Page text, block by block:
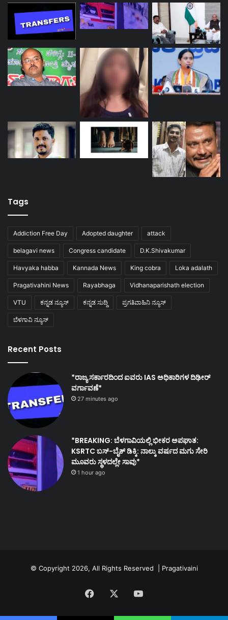
Tags
Addiction Free Day Adopted daughter attack
belagavi news Congress candidate D.K.Shivakumar
Havyaka habba Kannada News King cobra Loka adalath
Pragativahini News Rayabhaga Vidhanaparishath election
VTU ಕನ್ನಡ ನ್ಯೂಸ್ ಕನ್ನಡ ಸುದ್ದಿ ಪ್ರಗತಿವಾಹಿನಿ ನ್ಯೂಸ್
ಬೆಳಗಾವಿ ನ್ಯೂಸ್
Recent Posts
*ರಾಜ್ಯ ಸರ್ಕಾರದಿಂದ ಐವರು IAS ಅಧಿಕಾರಿಗಳ ದಿಢೀರ್
ವರ್ಗಾವಣೆ*
27 minutes ago
*BREAKING: ಬೆಳಗಾವಿಯಲ್ಲಿ ಭೀಕರ ಅಪಘಾತ:
KSRTC ಬಸ್-ಬೈಕ್ ಡಿಕ್ಕಿ: ನಾಲ್ಕು ವರ್ಷದ ಮಗು ಸೇರಿ
ಮೂವರು ಸ್ಥಳದಲ್ಲೇ ಸಾವು*
1 hour ago
© Copyright 2026, All Rights Reserved | Pragativaini
Facebook YouTube